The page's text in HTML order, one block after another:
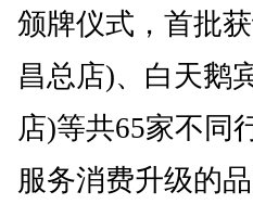
颁牌仪式，首批
昌总店)、白天鹅
店)等共65家不同
服务消费升级的品